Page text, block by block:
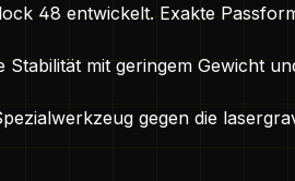
48 entwickelt. Exakte
mit geringem Gewicht
gegen die